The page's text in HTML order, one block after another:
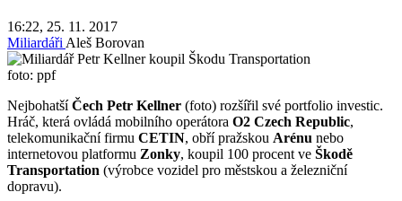
16:22, 25. 11. 2017
MiliardářiAleš Borovan
foto: ppf
NejbohatšíČech Petr Kellner (foto) rozšířil své portfolio investic.
Hráč, která ovládá mobilního operátora O2 Czech Republic,
telekomunikační firmu CETIN, obří pražskou Arénu nebo
internetovou platformu Zonky, koupil 100 procent ve Škodě
Transportation (výrobce vozidel pro městskou a železniční
dopravu).